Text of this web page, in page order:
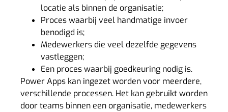
locatie als binnen de organisatie;
Proces waarbij veel handmatige invoer
benodigd is;
Medewerkers die veel dezelfde gegevens
vastleggen;
Een proces waarbij goedkeuring nodig is.
Power Apps kan ingezet worden voor meerdere,
verschillende processen. Het kan gebruikt worden
door teams binnen een organisatie, medewerkers